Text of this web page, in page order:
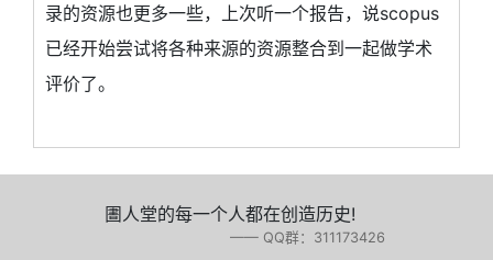
录的资源也更多一些，上次听一个报告，说scopus
已经开始尝试将各种来源的资源整合到一起做学术
评价了。
圕人堂的每一个人都在创造历史!
—— QQ群：311173426